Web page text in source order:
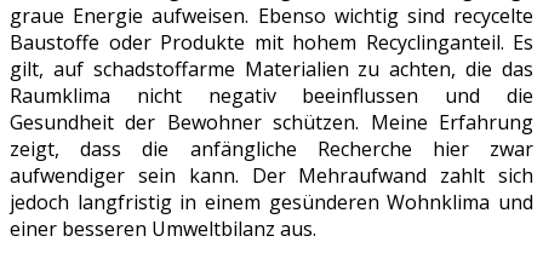
graue Energie aufweisen. Ebenso wichtig sind recycelte
Baustoffe oder Produkte mit hohem Recyclinganteil. Es
gilt, auf schadstoffarme Materialien zu achten, die das
Raumklima nicht negativ beeinflussen und die
Gesundheit der Bewohner schützen. Meine Erfahrung
zeigt, dass die anfängliche Recherche hier zwar
aufwendiger sein kann. Der Mehraufwand zahlt sich
jedoch langfristig in einem gesünderen Wohnklima und
einer besseren Umweltbilanz aus.